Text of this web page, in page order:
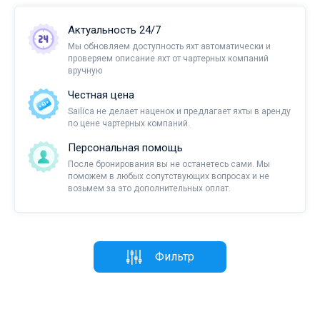
Актуальность 24/7
Мы обновляем доступность яхт автоматически и
проверяем описание яхт от чартерных компаний
вручную
Честная цена
Sailica не делает наценок и предлагает яхты в аренду
по цене чартерных компаний.
Персональная помощь
После бронирования вы не останетесь сами. Мы
поможем в любых сопутствующих вопросах и не
возьмем за это дополнительных оплат.
Фильтр